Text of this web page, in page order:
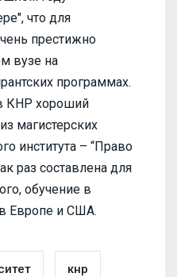
что для
престижно
вузе на
программах.
КНР хороший
магистерских
института – “Право
раз составлена для
обучение в
Европе и США.
кнр